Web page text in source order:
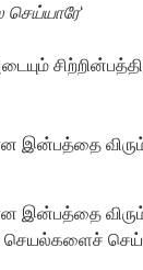
செய்யாரே‘
இன்பத்தை
இன்பத்தை